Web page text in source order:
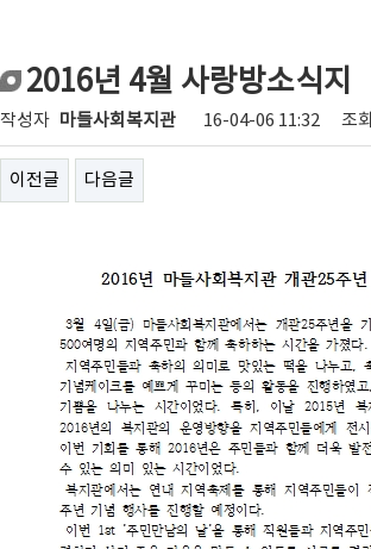
2016년 4월 사랑방소식지
작성자 마들사회복지관 16-04-06 11:32 조회
이전글 다음글